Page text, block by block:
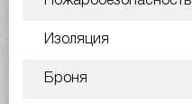
Изоляция
Броня